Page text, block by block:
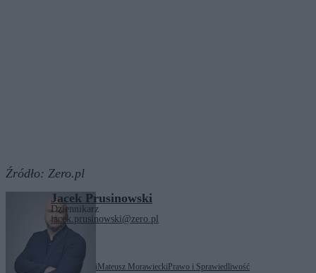
Źródło: Zero.pl
Jacek Prusinowski
Dziennikarz
jacek.prusinowski@zero.pl
Tagi: Jarosław KaczyńskiMateusz MorawieckiPrawo i Sprawiedliwość